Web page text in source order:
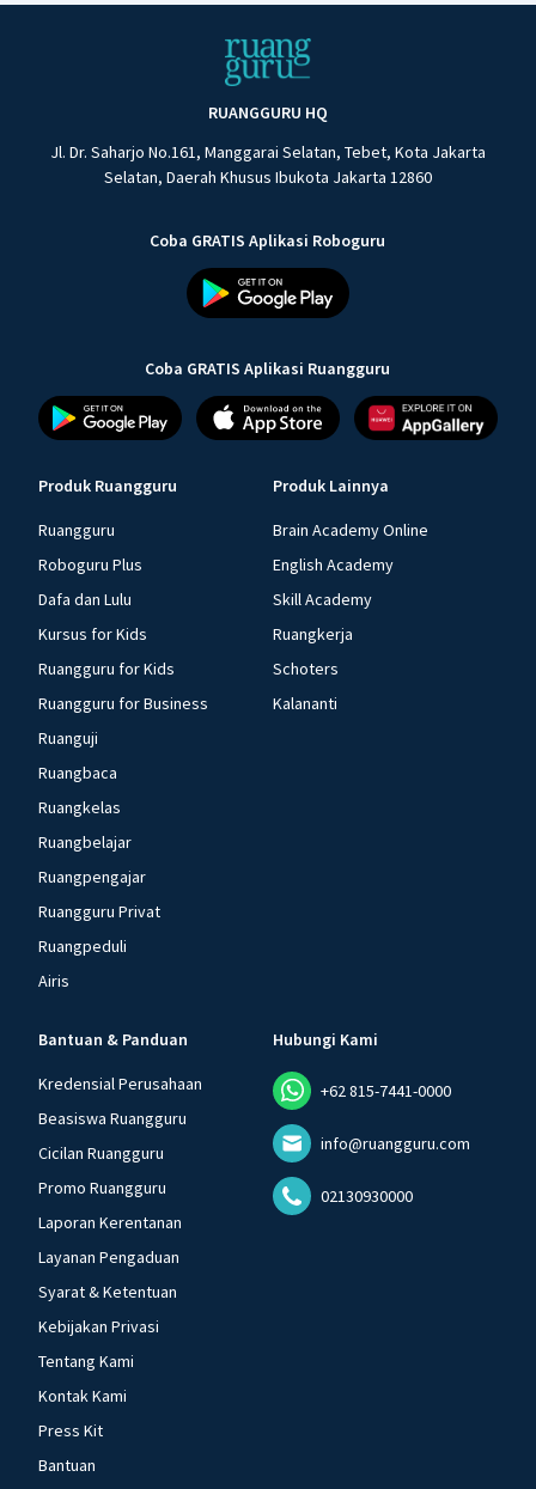
RUANGGURU HQ
Jl. Dr. Saharjo No.161, Manggarai Selatan, Tebet, Kota Jakarta
Selatan, Daerah Khusus Ibukota Jakarta 12860
Coba GRATIS Aplikasi Roboguru
Coba GRATIS Aplikasi Ruangguru
Produk Ruangguru
Ruangguru
Roboguru Plus
Dafa dan Lulu
Kursus for Kids
Ruangguru for Kids
Ruangguru for Business
Ruanguji
Ruangbaca
Ruangkelas
Ruangbelajar
Ruangpengajar
Ruangguru Privat
Ruangpeduli
Airis
Produk Lainnya
Brain Academy Online
English Academy
Skill Academy
Ruangkerja
Schoters
Kalananti
Bantuan & Panduan
Kredensial Perusahaan
Beasiswa Ruangguru
Cicilan Ruangguru
Promo Ruangguru
Laporan Kerentanan
Layanan Pengaduan
Syarat & Ketentuan
Kebijakan Privasi
Tentang Kami
Kontak Kami
Press Kit
Bantuan
Hubungi Kami
+62 815-7441-0000
info@ruangguru.com
02130930000